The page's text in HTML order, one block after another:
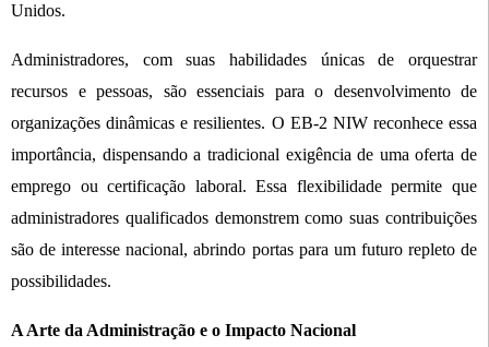
Unidos.
Administradores, com suas habilidades únicas de orquestrar
recursos e pessoas, são essenciais para o desenvolvimento de
organizações dinâmicas e resilientes. O EB-2 NIW reconhece essa
importância, dispensando a tradicional exigência de uma oferta de
emprego ou certificação laboral. Essa flexibilidade permite que
administradores qualificados demonstrem como suas contribuições
são de interesse nacional, abrindo portas para um futuro repleto de
possibilidades.
A Arte da Administração e o Impacto Nacional